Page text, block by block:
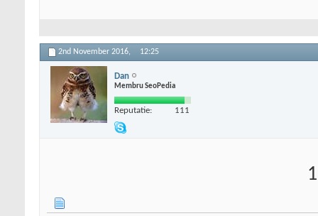
2nd November 2016, 12:25
Dan
Membru SeoPedia
Reputatie: 111